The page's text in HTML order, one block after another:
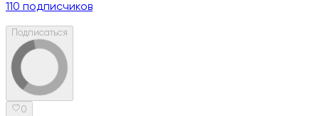
110 подписчиков
Подписаться
0